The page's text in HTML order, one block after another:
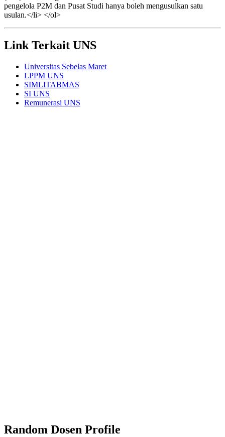
pengelola P2M dan Pusat Studi hanya boleh mengusulkan satu
usulan.</li> </ol>
Link Terkait UNS
Universitas Sebelas Maret
LPPM UNS
SIMLITABMAS
SI UNS
Remunerasi UNS
Random Dosen Profile